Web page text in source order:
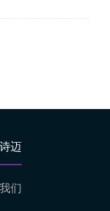
迈
们